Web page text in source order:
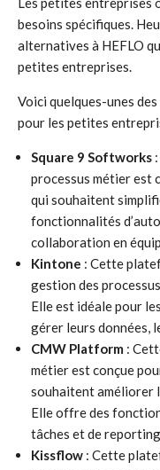
besoins spécifiques.
alternatives à HEFLO
petites entreprises.
Voici quelques-unes
pour les petites
Square 9 Softworks
processus métier est
qui souhaitent
fonctionnalités
collaboration en
Kintone : Cette
gestion des
Elle est idéale pour
gérer leurs données,
CMW Platform :
métier est conçue
souhaitent améliorer
Elle offre des
tâches et de
Kissflow : Cette